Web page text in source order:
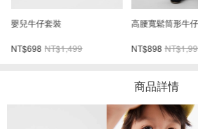
嬰兒牛仔套裝
NT$698 NT$1,499
高腰寬鬆筒形牛
NT$898
商品詳情